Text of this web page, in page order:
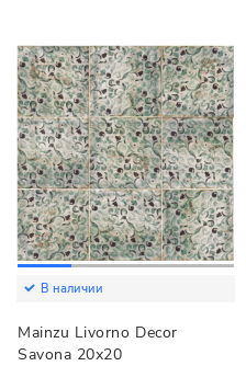
В наличии
Mainzu Livorno Decor
Savona 20х20